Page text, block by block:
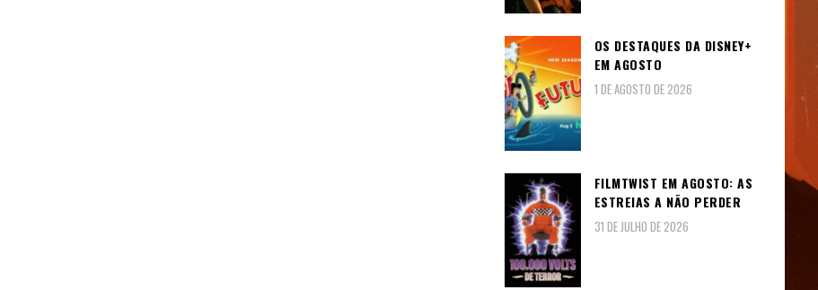
OS DESTAQUES DA DISNEY+
EM AGOSTO
1 DE AGOSTO DE 2026
FILMTWIST EM AGOSTO: AS
ESTREIAS A NÃO PERDER
31 DE JULHO DE 2026